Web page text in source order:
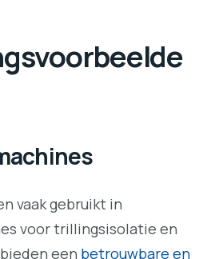
vaak gebruikt in
voor trillingsisolatie en
een betrouwbare en